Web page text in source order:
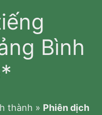
Bình
thành » Phiên dịch